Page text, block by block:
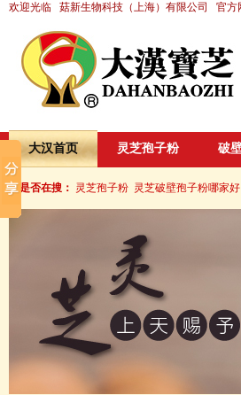
欢迎光临 菇新生物科技（上海）有限公司 官方
大汉首页 灵芝孢子粉 破
您是否在搜： 灵芝孢子粉 灵芝破壁孢子粉哪家好